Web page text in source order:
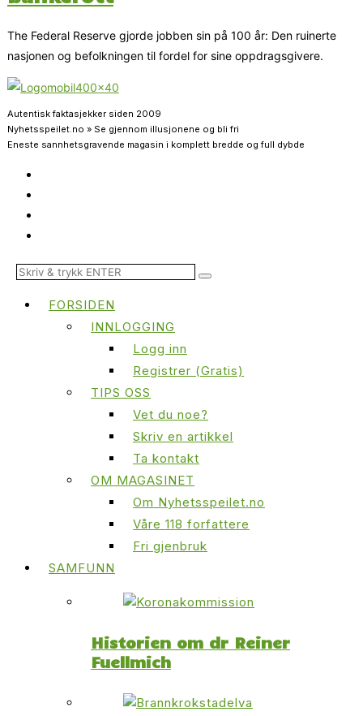
The Federal Reserve gjorde jobben sin på 100 år: Den ruinerte
nasjonen og befolkningen til fordel for sine oppdragsgivere.
Autentisk faktasjekker siden 2009
Nyhetsspeilet.no » Se gjennom illusjonene og bli fri
Eneste sannhetsgravende magasin i komplett bredde og full dybde
FORSIDEN
INNLOGGING
Logg inn
Registrer (Gratis)
TIPS OSS
Vet du noe?
Skriv en artikkel
Ta kontakt
OM MAGASINET
Om Nyhetsspeilet.no
Våre 118 forfattere
Fri gjenbruk
SAMFUNN
Historien om dr Reiner
Fuellmich